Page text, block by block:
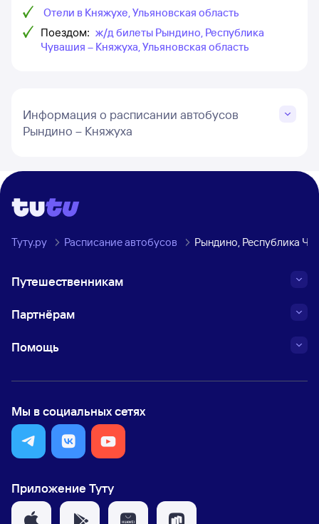
Отели в Княжухе, Ульяновская область
Поездом: ж/д билеты Рындино, Республика
Чувашия – Княжуха, Ульяновская область
Информация о расписании автобусов
Рындино – Княжуха
Туту.ру Расписание автобусов Рындино, Республика
Путешественникам
Партнёрам
Помощь
Мы в социальных сетях
Приложение Туту